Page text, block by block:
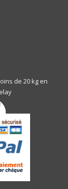
de 20 kg en